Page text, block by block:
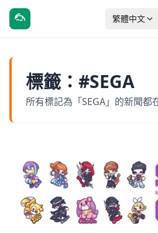
繁體中文
標籤：#SEGA
所有標記為「SEGA」的新聞都